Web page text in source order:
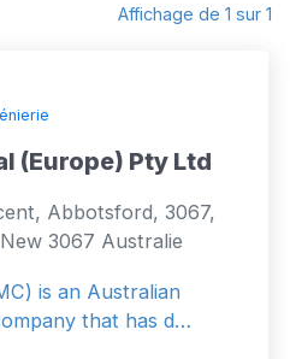
Affichage de 1 sur 1
(Europe) Pty Ltd
Abbotsford, 3067,
3067 Australie
is an Australian
that has d…